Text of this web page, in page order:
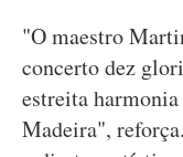
"O maestro
concerto dez
estreita
Madeira",